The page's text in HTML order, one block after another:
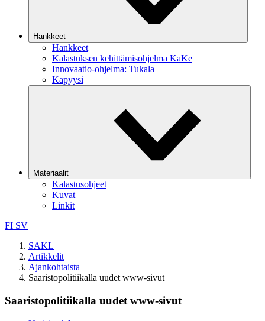
Hankkeet
Hankkeet
Kalastuksen kehittämisohjelma KaKe
Innovaatio-ohjelma: Tukala
Kapyysi
Materiaalit
Kalastusohjeet
Kuvat
Linkit
FI SV
SAKL
Artikkelit
Ajankohtaista
Saaristopolitiikalla uudet www-sivut
Saaristopolitiikalla uudet www-sivut